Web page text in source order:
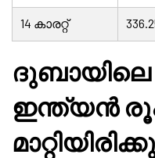
14 കാരറ്റ്
ദുബായിലെ
ഇന്ത്യൻ